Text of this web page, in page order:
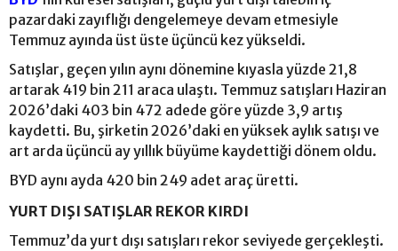
pazardaki zayıflığı dengelemeye devam etmesiyle
Temmuz ayında üst üste üçüncü kez yükseldi.
Satışlar, geçen yılın aynı dönemine kıyasla yüzde 21,8
artarak 419 bin 211 araca ulaştı. Temmuz satışları Haziran
2026’daki 403 bin 472 adede göre yüzde 3,9 artış
kaydetti. Bu, şirketin 2026’daki en yüksek aylık satışı ve
art arda üçüncü ay yıllık büyüme kaydettiği dönem oldu.
BYD aynı ayda 420 bin 249 adet araç üretti.
YURT DIŞI SATIŞLAR REKOR KIRDI
Temmuz’da yurt dışı satışları rekor seviyede gerçekleşti.